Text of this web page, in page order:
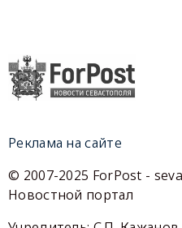
Реклама на сайте
© 2007-2025 ForPost -
Новостной портал